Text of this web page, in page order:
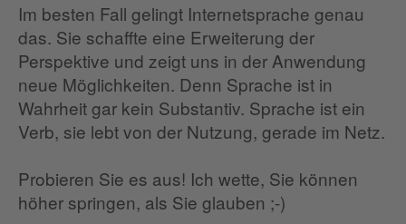
Im besten Fall gelingt Internetsprache genau
das. Sie schaffte eine Erweiterung der
Perspektive und zeigt uns in der Anwendung
neue Möglichkeiten. Denn Sprache ist in
Wahrheit gar kein Substantiv. Sprache ist ein
Verb, sie lebt von der Nutzung, gerade im Netz.
Probieren Sie es aus! Ich wette, Sie können
höher springen, als Sie glauben ;-)